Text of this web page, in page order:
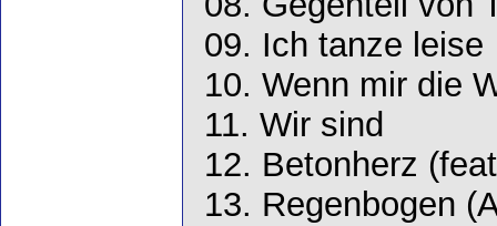
09. Ich tanze leise
10. Wenn mir die
11. Wir sind
12. Betonherz
13. Regenbogen